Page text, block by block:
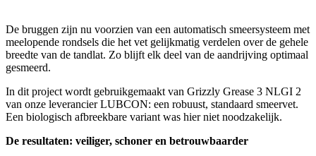
De bruggen zijn nu voorzien van een automatisch smeersysteem met
meelopende rondsels die het vet gelijkmatig verdelen over de gehele
breedte van de tandlat. Zo blijft elk deel van de aandrijving optimaal
gesmeerd.
In dit project wordt gebruikgemaakt van Grizzly Grease 3 NLGI 2
van onze leverancier LUBCON: een robuust, standaard smeervet.
Een biologisch afbreekbare variant was hier niet noodzakelijk.
De resultaten: veiliger, schoner en betrouwbaarder